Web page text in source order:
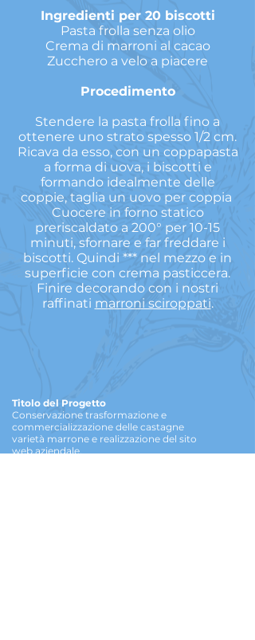
Ingredienti per 20 biscotti
Pasta frolla senza olio
Crema di marroni al cacao
Zucchero a velo a piacere
Procedimento
Stendere la pasta frolla fino a
ottenere uno strato spesso 1/2 cm.
Ricava da esso, con un coppapasta
a forma di uova, i biscotti e
formando idealmente delle
coppie, taglia un uovo per coppia
Cuocere in forno statico
preriscaldato a 200° per 10-15
minuti, sfornare e far freddare i
biscotti. Quindi *** nel mezzo e in
superficie con crema pasticcera.
Finire decorando con i nostri
raffinati marroni sciroppati.
Titolo del Progetto
Conservazione trasformazione e
commercializzazione delle castagne
varietà marrone e realizzazione del sito
web aziendale.